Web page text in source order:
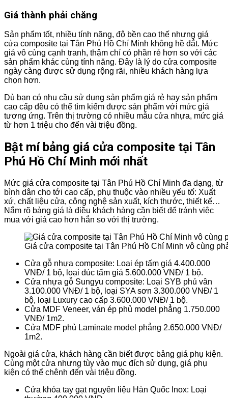
Giá thành phải chăng
Sản phẩm tốt, nhiều tính năng, độ bền cao thế nhưng giá
cửa composite tại Tân Phú Hồ Chí Minh không hề đắt. Mức
giá vô cùng cạnh tranh, thậm chí có phần rẻ hơn so với các
sản phẩm khác cùng tính năng. Đây là lý do cửa composite
ngày càng được sử dụng rộng rãi, nhiều khách hàng lựa
chọn hơn.
Dù bạn có nhu cầu sử dụng sản phẩm giá rẻ hay sản phẩm
cao cấp đều có thể tìm kiếm được sản phẩm với mức giá
tương ứng. Trên thị trường có nhiều mẫu cửa nhựa, mức giá
từ hơn 1 triệu cho đến vài triệu đồng.
Bật mí bảng giá cửa composite tại Tân
Phú Hồ Chí Minh mới nhất
Mức giá cửa composite tại Tân Phú Hồ Chí Minh đa dạng, từ
bình dân cho tới cao cấp, phụ thuộc vào nhiều yếu tố: Xuất
xứ, chất liệu cửa, công nghệ sản xuất, kích thước, thiết kế…
Nắm rõ bảng giá là điều khách hàng cần biết để tránh việc
mua với giá cao hơn hẳn so với thị trường.
Giá cửa composite tại Tân Phú Hồ Chí Minh vô cùng
Cửa gỗ nhựa composite: Loại ép tấm giá 4.400.000
VNĐ/ 1 bộ, loại đúc tấm giá 5.600.000 VNĐ/ 1 bộ.
Cửa nhựa gỗ Sungyu composite: Loại SYB phủ vân
3.100.000 VNĐ/ 1 bộ, loại SYA sơn 3.300.000 VNĐ/ 1
bộ, loại Luxury cao cấp 3.600.000 VNĐ/ 1 bộ.
Cửa MDF Veneer, ván ép phủ model phẳng 1.750.000
VNĐ/ 1m2.
Cửa MDF phủ Laminate model phẳng 2.650.000 VNĐ/
1m2.
Ngoài giá cửa, khách hàng cần biết được bảng giá phụ kiện.
Cùng một cửa nhưng tùy vào mục đích sử dụng, giá phụ
kiện có thể chênh đến vài triệu đồng.
Cửa khóa tay gạt nguyên liệu Hàn Quốc Inox: Loại